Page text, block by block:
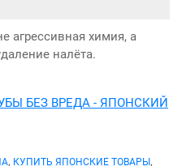
агрессивная химия, а
налёта.
БЕЗ ВРЕДА - ЯПОНСКИЙ
, КУПИТЬ ЯПОНСКИЕ ТОВАРЫ ,